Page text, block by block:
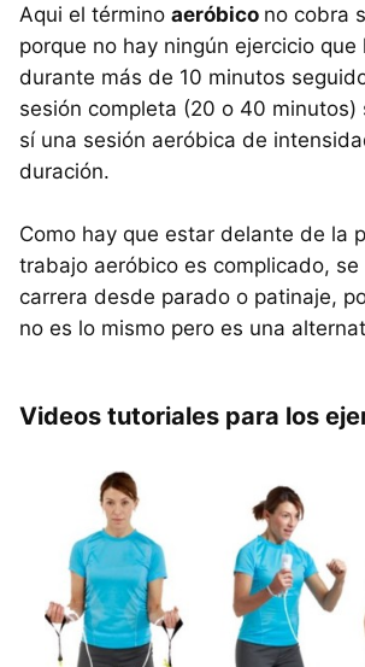
Aqui el término aeróbico no cobra
porque no hay ningún ejercicio que
durante más de 10 minutos
sesión completa (20 o 40 minutos)
sí una sesión aeróbica de
duración.
Como hay que estar delante de la
trabajo aeróbico es complicado,
carrera desde parado o patinaje,
no es lo mismo pero es una
Videos tutoriales para los